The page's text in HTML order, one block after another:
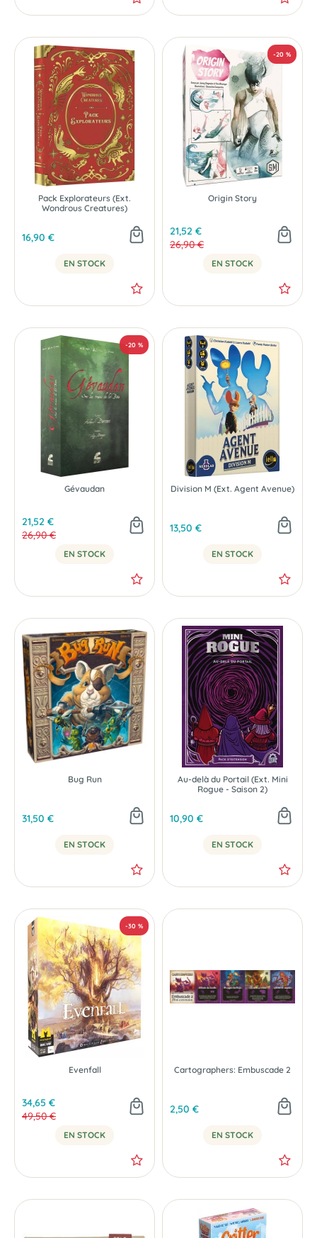
Pack Explorateurs (Ext.
Wondrous Creatures)
16,90 €
EN STOCK
Origin Story
21,52 €
26,90 €
EN STOCK
-20 %
Gévaudan
21,52 €
26,90 €
EN STOCK
Division M (Ext. Agent Avenue)
13,50 €
EN STOCK
Bug Run
31,50 €
EN STOCK
Au-delà du Portail (Ext. Mini
Rogue - Saison 2)
10,90 €
EN STOCK
Evenfall
34,65 €
49,50 €
EN STOCK
Cartographers: Embuscade 2
2,50 €
EN STOCK